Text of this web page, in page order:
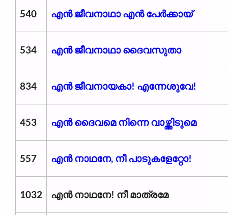
540 എൻ ജീവനാഥാ എൻ പേർക്കായ്
534 എൻ ജീവനാഥാ ദൈവസുതാ
834 എൻ ജീവനായകാ! എന്നേശുവേ!
453 എൻ ദൈവമെ നിന്നെ വാഴ്ത്തിടുമെ
557 എൻ നാഥനേ, നീ പാടുകളേറ്റോ!
1032 എൻ നാഥനേ! നീ മാത്രമേ